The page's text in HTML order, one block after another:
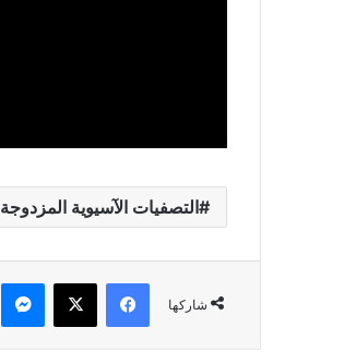
التصفيات الآسيوية المزدوجة
شاركها
فيسبوك